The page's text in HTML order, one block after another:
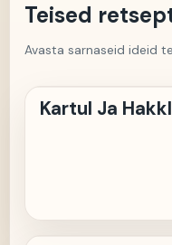
Teised
Avasta sarnaseid ideid
KJ
Kartul Ja